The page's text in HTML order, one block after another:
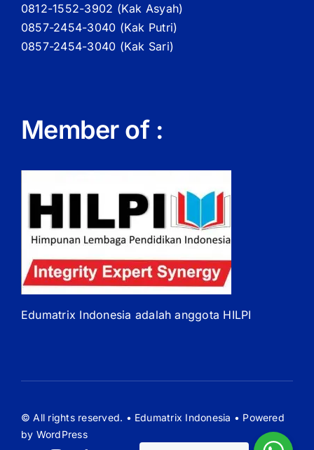
0812-1552-3902 (Kak Asyah)
0857-2454-3040 (Kak Putri)
0857-2454-3040 (Kak Sari)
Member of :
Edumatrix Indonesia adalah anggota HILPI
© All rights reserved. • Edumatrix Indonesia • Powered
by WordPress